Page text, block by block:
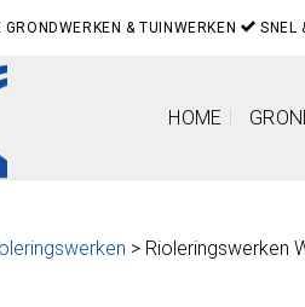
& TUINWERKEN SNEL
HOME
> Rioleringswerken